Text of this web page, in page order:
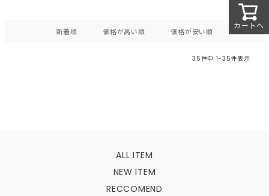
価格が安い順
価格が高い順
新着順
35件中 1-35件表示
カートへ
ALL ITEM
NEW ITEM
RECCOMEND